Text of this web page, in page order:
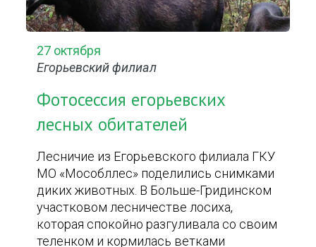
27 октября
Егорьевский филиал
Фотосессия егорьевских
лесных обитателей
Лесничие из Егорьевского филиала ГКУ
МО «Мособллес» поделились снимками
диких животных. В Больше-Гридинском
участковом лесничестве лосиха,
которая спокойно разгуливала со своим
теленком и кормилась ветками